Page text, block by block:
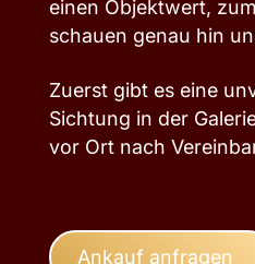
einen Objektwert,
schauen genau hin
Zuerst gibt es eine
Sichtung in der
vor Ort nach
Ankauf anfragen